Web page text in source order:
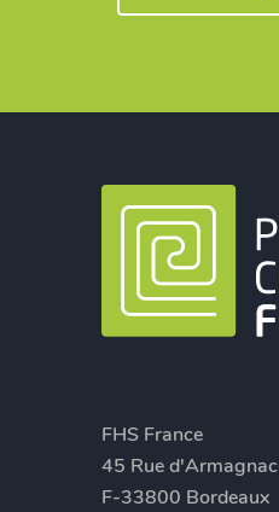
FHS France
45 Rue d'Armagnac
F-33800 Bordeaux